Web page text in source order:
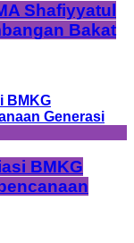
Shafiyyatul
Bakat
BMKG